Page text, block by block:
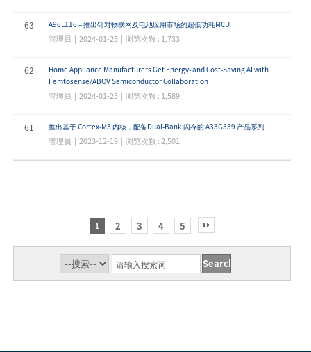
63 A96L116 – 推出针对物联网及电池应用市场的超低功耗MCU
管理員 | 2024-01-25 | 浏览次数 : 1,733
62
Home Appliance Manufacturers Get Energy- and Cost-Saving AI with
Femtosense/ABOV Semiconductor Collaboration
管理員 | 2024-01-25 | 浏览次数 : 1,589
61 推出基于 Cortex-M3 内核，配备Dual-Bank 闪存的 A33G539 产品系列
管理員 | 2023-12-19 | 浏览次数 : 2,501
1 2 3 4 5